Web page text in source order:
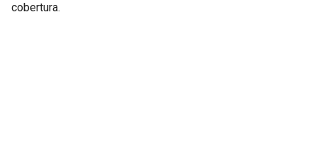
cobertura.